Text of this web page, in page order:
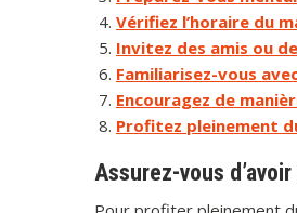
Vérifiez l’horaire du
Invitez des amis ou
Familiarisez-vous
Encouragez de
Profitez pleinement
Assurez-vous